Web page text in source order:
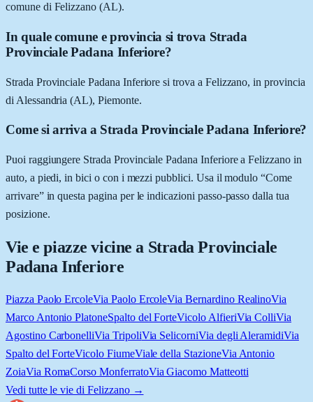
comune di Felizzano (AL).
In quale comune e provincia si trova Strada
Provinciale Padana Inferiore?
Strada Provinciale Padana Inferiore si trova a Felizzano, in provincia
di Alessandria (AL), Piemonte.
Come si arriva a Strada Provinciale Padana Inferiore?
Puoi raggiungere Strada Provinciale Padana Inferiore a Felizzano in
auto, a piedi, in bici o con i mezzi pubblici. Usa il modulo “Come
arrivare” in questa pagina per le indicazioni passo-passo dalla tua
posizione.
Vie e piazze vicine a Strada Provinciale
Padana Inferiore
Piazza Paolo ErcoleVia Paolo ErcoleVia Bernardino RealinoVia
Marco Antonio PlatoneSpalto del ForteVicolo AlfieriVia ColliVia
Agostino CarbonelliVia TripoliVia SelicorniVia degli AleramidiVia
Spalto del ForteVicolo FiumeViale della StazioneVia Antonio
ZoiaVia RomaCorso MonferratoVia Giacomo Matteotti
Vedi tutte le vie di Felizzano→